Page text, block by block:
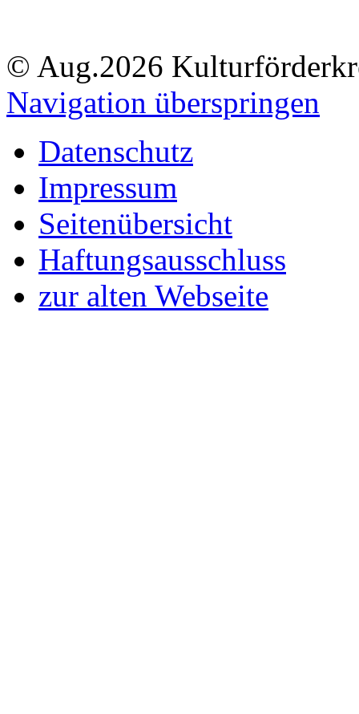
© Aug.2026
Navigation überspringen
Datenschutz
Impressum
Seitenübersicht
Haftungsausschluss
zur alten Webseite